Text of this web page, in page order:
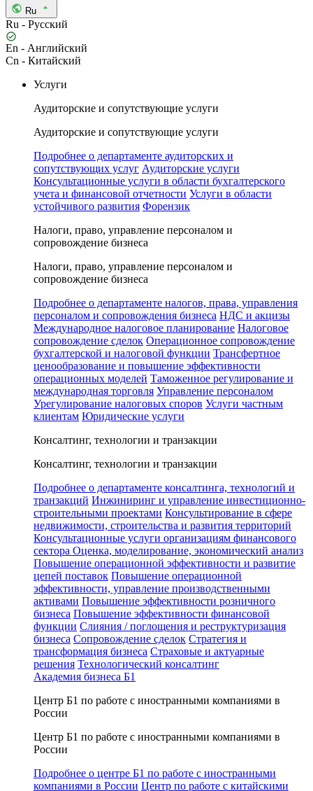
Ru
Ru - Русский
En - Английский
Cn - Китайский
Услуги
Аудиторские и сопутствующие услуги
Аудиторские и сопутствующие услуги
Подробнее о департаменте аудиторских и
сопутствующих услуг Аудиторские услуги
Консультационные услуги в области бухгалтерского
учета и финансовой отчетности Услуги в области
устойчивого развития Форензик
Налоги, право, управление персоналом и
сопровождение бизнеса
Налоги, право, управление персоналом и
сопровождение бизнеса
Подробнее о департаменте налогов, права, управления
персоналом и сопровождения бизнеса НДС и акцизы
Международное налоговое планирование Налоговое
сопровождение сделок Операционное сопровождение
бухгалтерской и налоговой функции Трансфертное
ценообразование и повышение эффективности
операционных моделей Таможенное регулирование и
международная торговля Управление персоналом
Урегулирование налоговых споров Услуги частным
клиентам Юридические услуги
Консалтинг, технологии и транзакции
Консалтинг, технологии и транзакции
Подробнее о департаменте консалтинга, технологий и
транзакций Инжиниринг и управление инвестиционно-
строительными проектами Консультирование в сфере
недвижимости, строительства и развития территорий
Консультационные услуги организациям финансового
сектора Оценка, моделирование, экономический анализ
Повышение операционной эффективности и развитие
цепей поставок Повышение операционной
эффективности, управление производственными
активами Повышение эффективности розничного
бизнеса Повышение эффективности финансовой
функции Слияния / поглощения и реструктуризация
бизнеса Сопровождение сделок Стратегия и
трансформация бизнеса Страховые и актуарные
решения Технологический консалтинг
Академия бизнеса Б1
Центр Б1 по работе с иностранными компаниями в
России
Центр Б1 по работе с иностранными компаниями в
России
Подробнее о центре Б1 по работе с иностранными
компаниями в России Центр по работе с китайскими